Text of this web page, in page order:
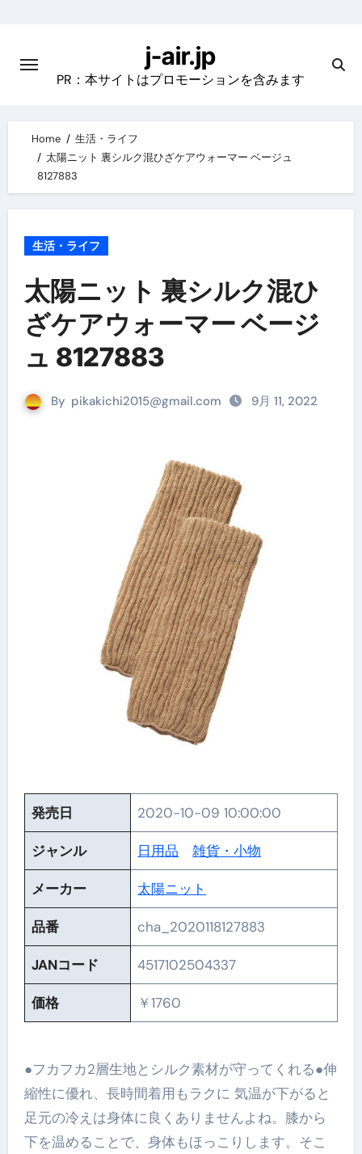
content
j-air.jp
PR：本サイトはプロモーションを含みます
Home
生活・ライフ
太陽ニット 裏シルク混ひざケアウォーマー ベージュ
8127883
生活・ライフ
太陽ニット 裏シルク混ひ
ざケアウォーマー ベージ
ュ 8127883
By pikakichi2015@gmail.com 9月 11, 2022
発売日 2020-10-09 10:00:00
ジャンル 日用品 雑貨・小物
メーカー 太陽ニット
品番 cha_2020118127883
JANコード 4517102504337
価格 ￥1760
●フカフカ2層生地とシルク素材が守ってくれる●伸
縮性に優れ、長時間着用もラクに 気温が下がると
足元の冷えは身体に良くありませんよね。膝から
下を温めることで、身体もほっこりします。そこ